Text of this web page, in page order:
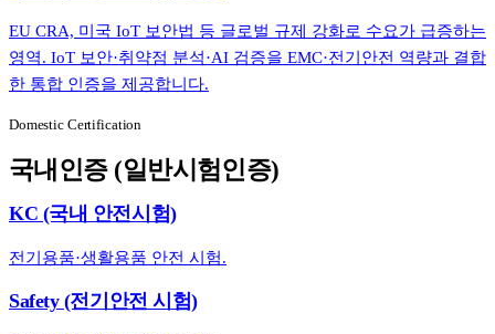
EU CRA, 미국 IoT 보안법 등 글로벌 규제 강화로 수요가 급증하는
영역. IoT 보안·취약점 분석·AI 검증을 EMC·전기안전 역량과 결합
한 통합 인증을 제공합니다.
Domestic Certification
국내인증 (일반시험인증)
KC (국내 안전시험)
전기용품·생활용품 안전 시험.
Safety (전기안전 시험)